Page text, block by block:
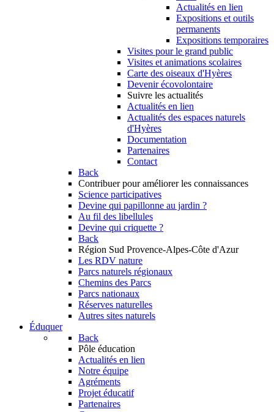
Actualités en lien
Expositions et outils
permanents
Expositions temporaires
Visites pour le grand public
Visites et animations scolaires
Carte des oiseaux d'Hyères
Devenir écovolontaire
Suivre les actualités
Actualités en lien
Actualités des espaces naturels
d'Hyères
Documentation
Partenaires
Contact
Back
Contribuer pour améliorer les connaissances
Science participatives
Devine qui papillonne au jardin ?
Au fil des libellules
Devine qui criquette ?
Back
Région Sud Provence-Alpes-Côte d'Azur
Les RDV nature
Parcs naturels régionaux
Chemins des Parcs
Parcs nationaux
Réserves naturelles
Autres sites naturels
Éduquer
Back
Pôle éducation
Actualités en lien
Notre équipe
Agréments
Projet éducatif
Partenaires